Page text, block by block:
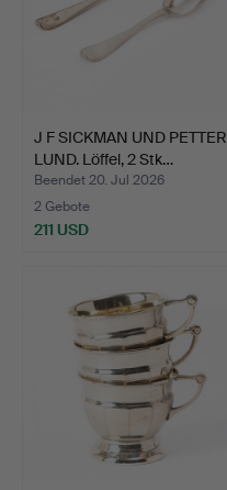
J F SICKMAN UND PETTER
LUND. Löffel, 2 Stk…
Beendet 20. Jul 2026
2 Gebote
211 USD